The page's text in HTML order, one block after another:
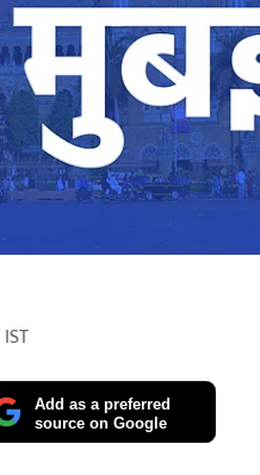
IST
Add as a preferred
source on Google